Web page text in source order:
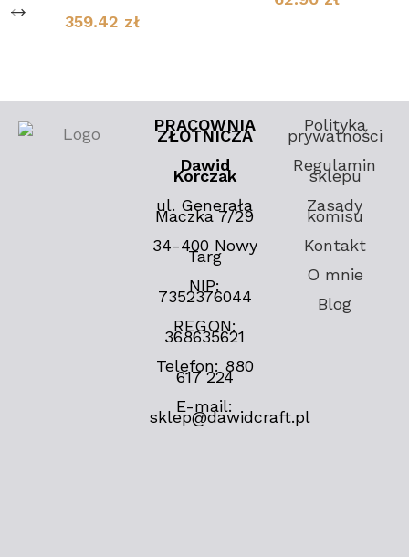
359.42 zł
PRACOWNIA
ZŁOTNICZA
Dawid
Korczak
ul. Generała
Maczka 7/29
34-400 Nowy
Targ
NIP:
7352376044
REGON:
368635621
Telefon: 880
617 224
E-mail:
sklep@dawidcraft.pl
Polityka
prywatności
Regulamin
sklepu
Zasady
komisu
Kontakt
O mnie
Blog